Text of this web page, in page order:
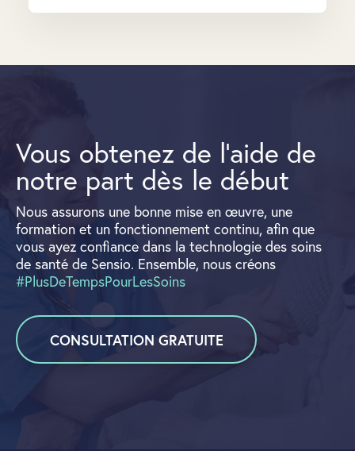
Vous obtenez de l'aide de
notre part dès le début
Nous assurons une bonne mise en œuvre, une
formation et un fonctionnement continu, afin que
vous ayez confiance dans la technologie des soins
de santé de Sensio. Ensemble, nous créons
#PlusDeTempsPourLesSoins
CONSULTATION GRATUITE